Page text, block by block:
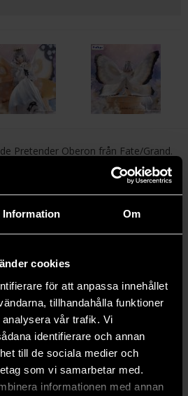
Information Om
cookies
för att anpassa innehållet
tillhandahålla funktioner
vår trafik. Vi
identifierare och annan
till de sociala medier och
som vi samarbetar med.
informationen med annan
Pretender Oberon från Fate/Grand.
Mer från Furyu